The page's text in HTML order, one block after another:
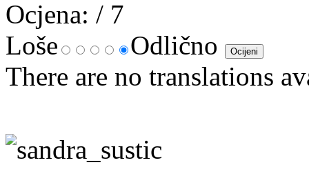
Ocjena: / 7
Loše
Odlično
There are no translations